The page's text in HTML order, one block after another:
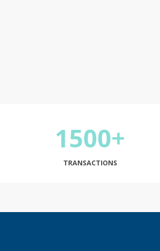
1500+
TRANSACTIONS